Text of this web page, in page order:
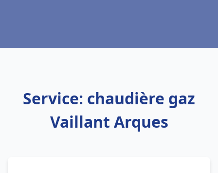
Service: chaudière gaz
Vaillant Arques